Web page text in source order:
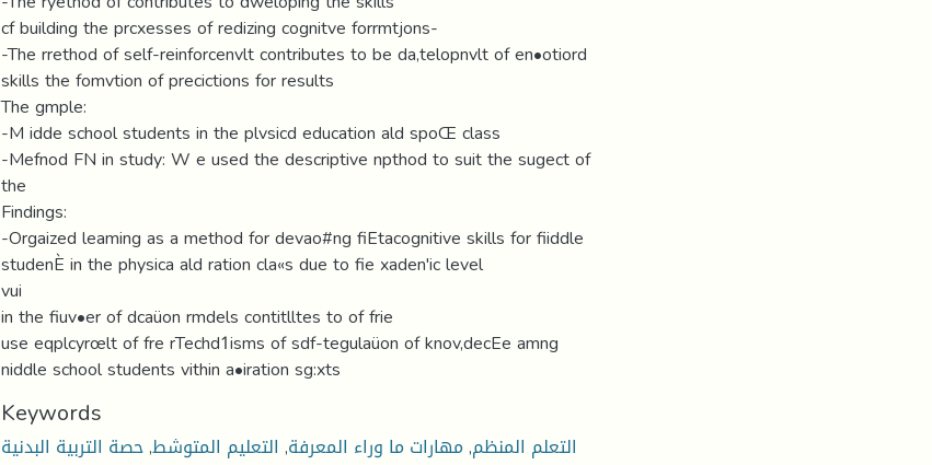
cf building the prcxesses of redizing cognitve forrmtjons-
-The rrethod of self-reinforcenvlt contributes to be da,telopnvlt of en•otiord
skills the fomvtion of precictions for results
The gmple:
-M idde school students in the plvsicd education ald spoŒ class
-Mefnod FN in study: W e used the descriptive npthod to suit the sugect of
the
Findings:
-Orgaized leaming as a method for devao#ng fiEtacognitive skills for fiiddle
studenÈ in the physica ald ration cla«s due to fie xaden'ic level
vui
in the fiuv•er of dcaüon rmdels contitlltes to of frie
use eqplcyrœlt of fre rTechd1isms of sdf-tegulaüon of knov,decEe amng
niddle school students vithin a•iration sg:xts
Keywords
التعلم المنظم,مهارات ما وراء المعرفة, التعليم المتوشط,حصة التربية البدنية